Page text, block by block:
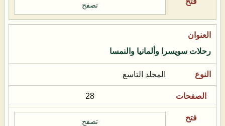
تصفح
رحلات سويسرا وألمانيا والنمسا
المجلد التاسع
28
تصفح